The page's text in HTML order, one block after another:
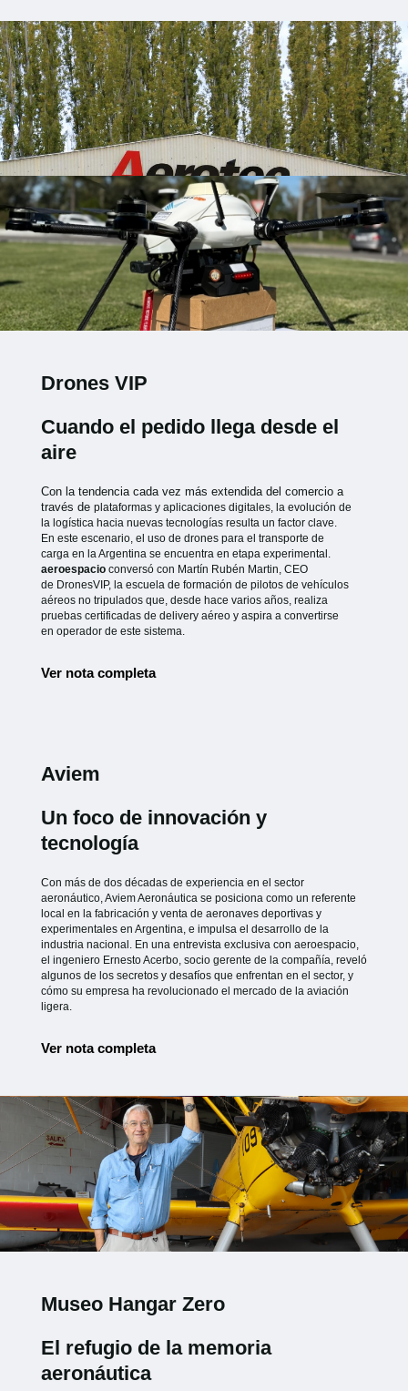
Drones VIP
Cuando el pedido llega desde el
aire
Con la tendencia cada vez más extendida del comercio a
través de plataformas y aplicaciones digitales, la evolución de
la logística hacia nuevas tecnologías resulta un factor clave.
En este escenario, el uso de drones para el transporte de
carga en la Argentina se encuentra en etapa experimental.
aeroespacioconversó con Martín Rubén Martin, CEO
de DronesVIP, la escuela de formación de pilotos de vehículos
aéreos no tripulados que, desde hace varios años, realiza
pruebas certificadas de delivery aéreo y aspira a convertirse
en operador de este sistema.
Ver nota completa
Aviem
Un foco de innovación y
tecnología
Con más de dos décadas de experiencia en el sector
aeronáutico, Aviem Aeronáutica se posiciona como un referente
local en la fabricación y venta de aeronaves deportivas y
experimentales en Argentina, e impulsa el desarrollo de la
industria nacional. En una entrevista exclusiva con aeroespacio,
el ingeniero Ernesto Acerbo, socio gerente de la compañía, reveló
algunos de los secretos y desafíos que enfrentan en el sector, y
cómo su empresa ha revolucionado el mercado de la aviación
ligera.
Ver nota completa
Museo Hangar Zero
El refugio de la memoria
aeronáutica